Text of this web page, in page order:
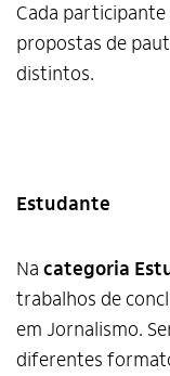
Cada
propostas de
distintos.
Estudante
Na categoria
trabalhos de
em Jornalismo.
diferentes